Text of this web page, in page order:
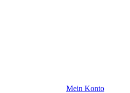
Mein Konto